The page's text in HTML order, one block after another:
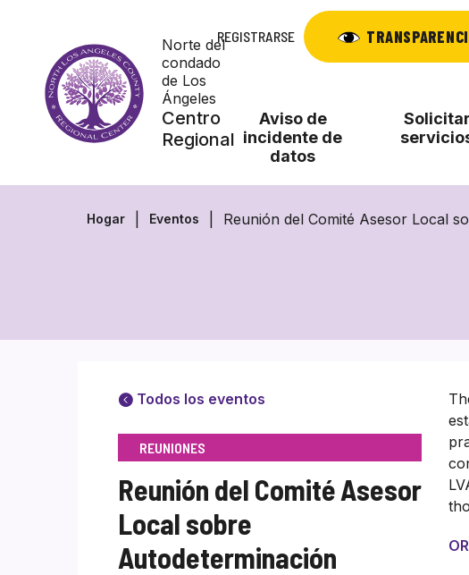
contenido
Norte del
condado
de Los
Ángeles
Centro
Regional
REGISTRARSE
Aviso de
incidente de
datos
Solicitar
Hogar Eventos Reunión del Comité Asesor Local
Todos los eventos
REUNIONES
Reunión del Comité Asesor
Local sobre
Autodeterminación